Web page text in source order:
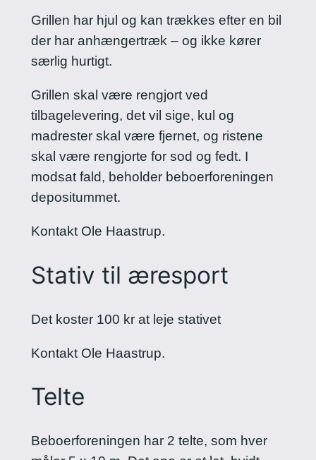
Grillen har hjul og kan trækkes efter en bil
der har anhængertræk – og ikke kører
særlig hurtigt.
Grillen skal være rengjort ved
tilbagelevering, det vil sige, kul og
madrester skal være fjernet, og ristene
skal være rengjorte for sod og fedt. I
modsat fald, beholder beboerforeningen
depositummet.
Kontakt Ole Haastrup.
Stativ til æresport
Det koster 100 kr at leje stativet
Kontakt Ole Haastrup.
Telte
Beboerforeningen har 2 telte, som hver